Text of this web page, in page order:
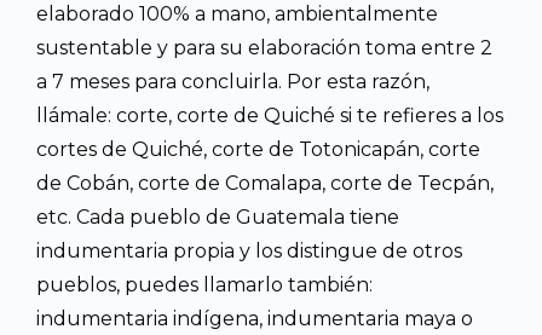
elaborado 100% a mano, ambientalmente
sustentable y para su elaboración toma entre 2
a 7 meses para concluirla. Por esta razón,
llámale: corte, corte de Quiché si te refieres a los
cortes de Quiché, corte de Totonicapán, corte
de Cobán, corte de Comalapa, corte de Tecpán,
etc. Cada pueblo de Guatemala tiene
indumentaria propia y los distingue de otros
pueblos, puedes llamarlo también:
indumentaria indígena, indumentaria maya o